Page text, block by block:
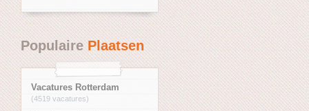
PopulairePlaatsen
Vacatures Rotterdam
(4519 vacatures)